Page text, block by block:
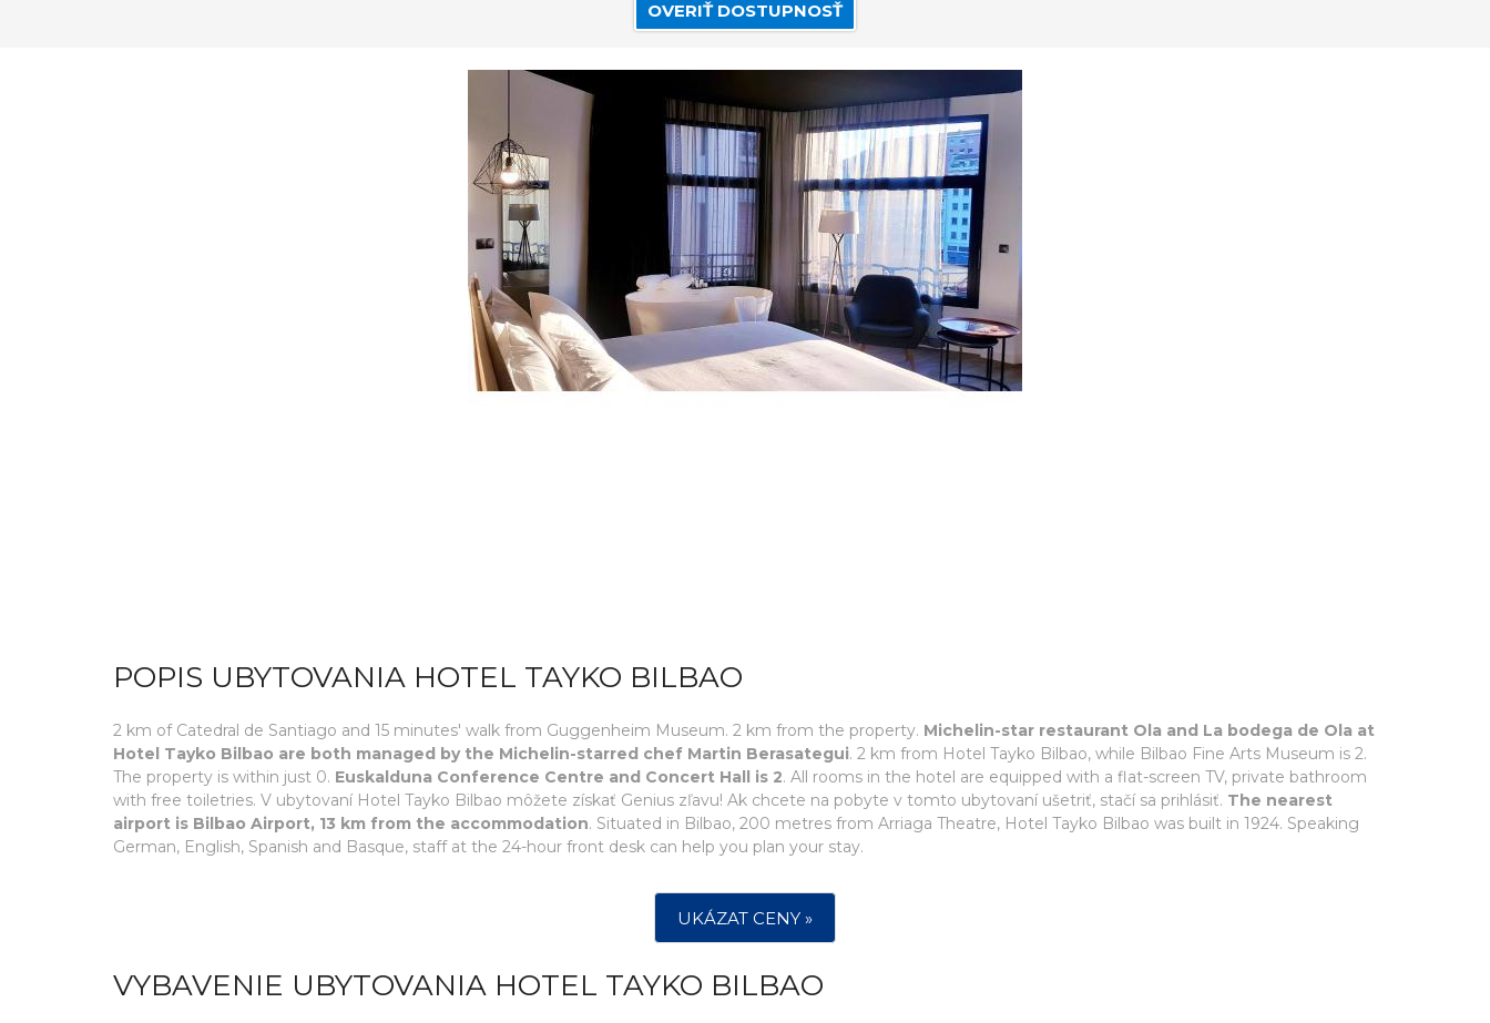
OVERIŤ DOSTUPNOSŤ
POPIS UBYTOVANIA HOTEL TAYKO BILBAO
2 km of Catedral de Santiago and 15 minutes' walk from Guggenheim Museum. 2 km from the property. Michelin-star restaurant Ola and La bodega de Ola at
Hotel Tayko Bilbao are both managed by the Michelin-starred chef Martin Berasategui. 2 km from Hotel Tayko Bilbao, while Bilbao Fine Arts Museum is 2.
The property is within just 0. Euskalduna Conference Centre and Concert Hall is 2. All rooms in the hotel are equipped with a flat-screen TV, private bathroom
with free toiletries. V ubytovaní Hotel Tayko Bilbao môžete získať Genius zľavu! Ak chcete na pobyte v tomto ubytovaní ušetriť, stačí sa prihlásiť. The nearest
airport is Bilbao Airport, 13 km from the accommodation. Situated in Bilbao, 200 metres from Arriaga Theatre, Hotel Tayko Bilbao was built in 1924. Speaking
German, English, Spanish and Basque, staff at the 24-hour front desk can help you plan your stay.
UKÁZAT CENY »
VYBAVENIE UBYTOVANIA HOTEL TAYKO BILBAO